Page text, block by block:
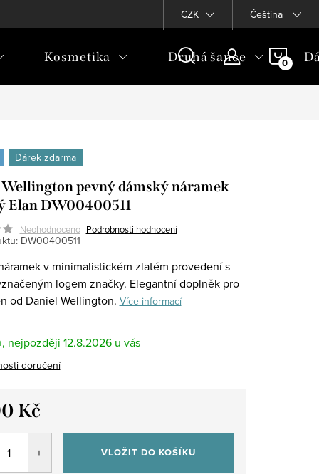
CZK Čeština
Kosmetika Druhá šance
Dárek zdarma
pevný dámský náramek
Elan DW00400511
Neohodnoceno Podrobnosti hodnocení
DW00400511
v minimalistickém zlatém provedení s
logem značky. Elegantní doplněk pro
od Daniel Wellington. Více informací
12.8.2026
doručení
Kč
VLOŽIT DO KOŠÍKU